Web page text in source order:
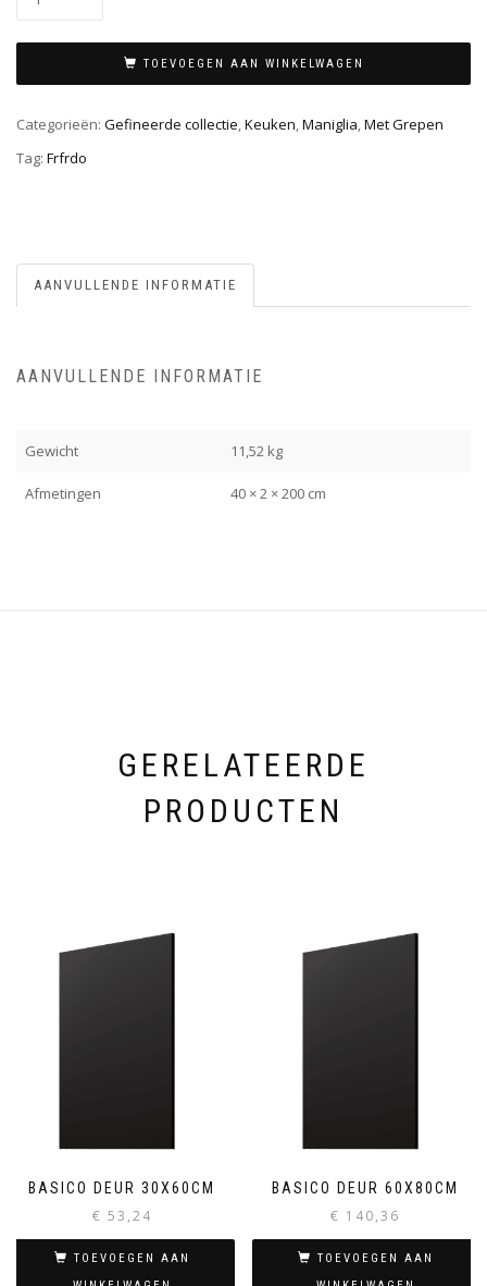
TOEVOEGEN AAN WINKELWAGEN
Categorieën: Gefineerde collectie,Keuken,Maniglia,Met Grepen
Tag: Frfrdo
AANVULLENDE INFORMATIE
AANVULLENDE INFORMATIE
Gewicht 11,52 kg
Afmetingen 40 × 2 × 200 cm
GERELATEERDE
PRODUCTEN
BASICO DEUR 30X60CM
€ 53,24
TOEVOEGEN AAN
BASICO DEUR 60X80CM
€ 140,36
TOEVOEGEN AAN